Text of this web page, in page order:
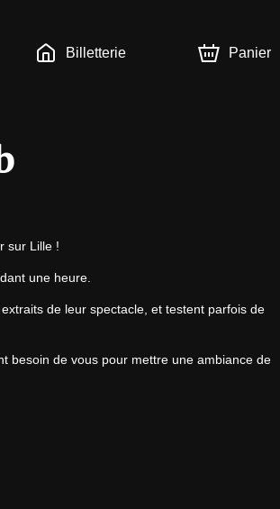
Billetterie Panier
sur Lille !
une heure.
de leur spectacle, et testent parfois de
besoin de vous pour mettre une ambiance de